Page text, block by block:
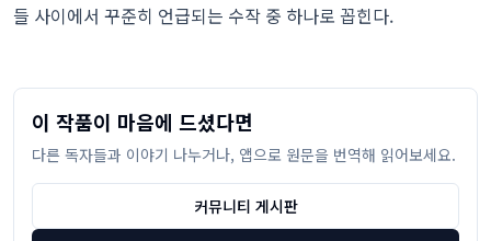
들 사이에서 꾸준히 언급되는 수작 중 하나로 꼽힌다.
이 작품이 마음에 드셨다면
다른 독자들과 이야기 나누거나, 앱으로 원문을 번역해 읽어보세요.
커뮤니티 게시판